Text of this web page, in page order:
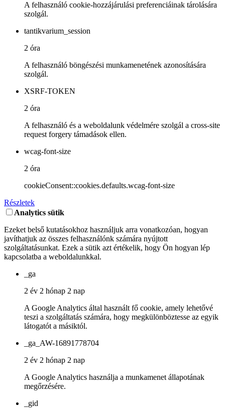
A felhasználó cookie-hozzájárulási preferenciáinak tárolására
szolgál.
tantikvarium_session
2 óra
A felhasználó böngészési munkamenetének azonosítására
szolgál.
XSRF-TOKEN
2 óra
A felhasználó és a weboldalunk védelmére szolgál a cross-site
request forgery támadások ellen.
wcag-font-size
2 óra
cookieConsent::cookies.defaults.wcag-font-size
Részletek
Analytics sütik
Ezeket belső kutatásokhoz használjuk arra vonatkozóan, hogyan
javíthatjuk az összes felhasználónk számára nyújtott
szolgáltatásunkat. Ezek a sütik azt értékelik, hogy Ön hogyan lép
kapcsolatba a weboldalunkkal.
_ga
2 év 2 hónap 2 nap
A Google Analytics által használt fő cookie, amely lehetővé
teszi a szolgáltatás számára, hogy megkülönböztesse az egyik
látogatót a másiktól.
_ga_AW-16891778704
2 év 2 hónap 2 nap
A Google Analytics használja a munkamenet állapotának
megőrzésére.
_gid